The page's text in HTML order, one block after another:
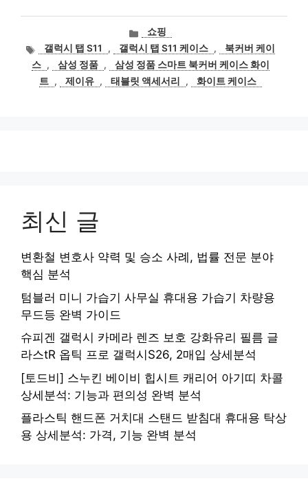
카
테
고
리
쇼핑
태갤럭시 탭 S11 , 갤럭시 탭 S11 케이스 ,
북커버 케이
스 , 삼성 정품 ,
삼성 정품 스마트 북커버 케이스 화이
트 , 제이유 , 태블릿 액세서리 , 화이트 케이스
최신 글
변환철 변호사 약력 및 승소 사례, 법률 전문 분야
핵심 분석
텀블러 미니 가습기 사무실 휴대용 가습기 차량용
무드등 완벽 가이드
슈피겐 갤럭시 카메라 렌즈 보호 강화유리 필름 글
라스tR 옵틱 프로 갤럭시S26, 2매입 상세분석
[토드비] 스누킨 베이비 힙시트 캐리어 아기띠 차콜
상세분석: 기능과 편의성 완벽 분석
플라스틱 핸드폰 거치대 스탠드 받침대 휴대용 탁상
용 상세분석: 가격, 기능 완벽 분석